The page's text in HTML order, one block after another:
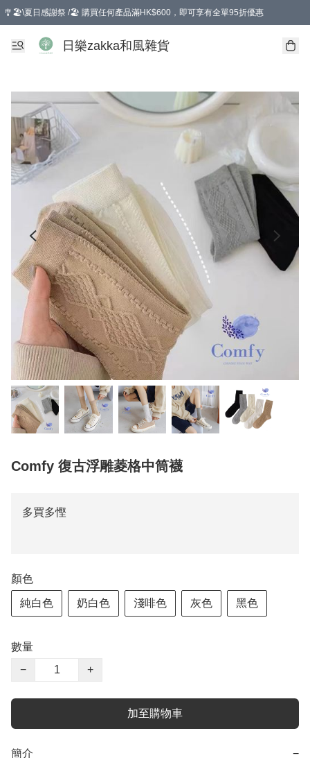
🎐🏖️\夏日感謝祭 /🏖️ 購買任何產品滿HK$600，即可享有全單95折優惠
選擇GoGoX住宅/工商地址配送，單一訂單消費購物滿HK$680(折扣後），可享有
日樂zakka和風雜貨
Comfy 復古浮雕菱格中筒襪
多買多慳
顏色
純白色 奶白色 淺啡色 灰色 黑色
數量
−
+
加至購物車
簡介 −